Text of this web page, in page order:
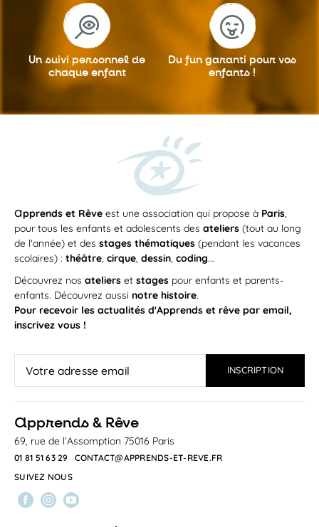
Un suivi personnel de
chaque enfant
Du fun garantipour vos
enfants !
apprends et Rêve est une association qui propose à Paris,
pour tous les enfants et adolescents des ateliers (tout au long
de l'année) et des stages thématiques (pendant les vacances
scolaires) : théâtre, cirque, dessin, coding...
Découvrez nos ateliers et stages pour enfants et parents-
enfants. Découvrez aussi notre histoire.
Pour recevoir les actualités d'Apprends et rêve par email,
inscrivez vous !
apprends & Rêve
69, rue de l’Assomption 75016 Paris
01 81 51 63 29
CONTACT@APPRENDS-ET-REVE.FR
SUIVEZ NOUS